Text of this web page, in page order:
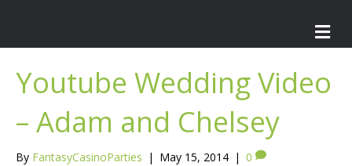
M
e
Youtube Wedding Video
– Adam and Chelsey
By FantasyCasinoParties | May 15, 2014 | 0